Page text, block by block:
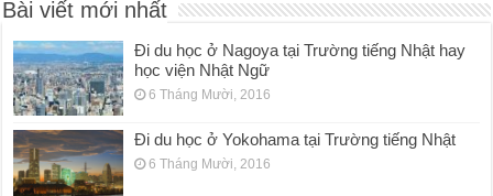
Bài viết mới nhất
Đi du học ở Nagoya tại Trường tiếng Nhật hay
học viện Nhật Ngữ
6 Tháng Mười, 2016
Đi du học ở Yokohama tại Trường tiếng Nhật
6 Tháng Mười, 2016